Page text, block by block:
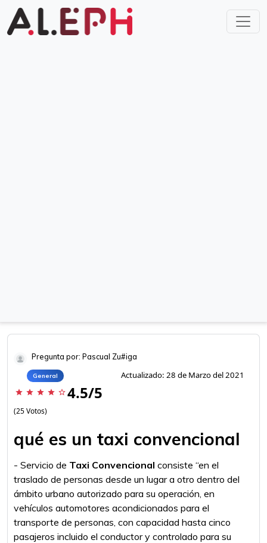
Pregunta por: Pascual Zu#iga
General Actualizado: 28 de Marzo del 2021
star star star star star_border 4.5/5
(25 Votos)
qué es un taxi convencional
- Servicio de Taxi Convencional consiste “en el
traslado de personas desde un lugar a otro dentro del
ámbito urbano autorizado para su operación, en
vehículos automotores acondicionados para el
transporte de personas, con capacidad hasta cinco
pasajeros incluido el conductor y controlado para su